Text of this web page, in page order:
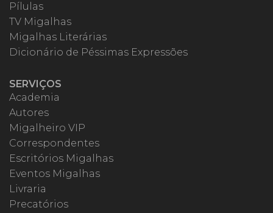
Pílulas
TV Migalhas
Migalhas Literárias
Dicionário de Péssimas Expressões
SERVIÇOS
Academia
Autores
Migalheiro VIP
Correspondentes
Escritórios Migalhas
Eventos Migalhas
Livraria
Precatórios